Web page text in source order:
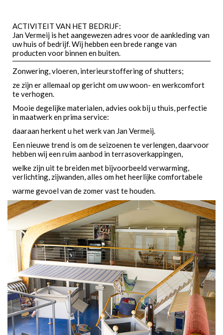
ACTIVITEIT VAN HET BEDRIJF:
Jan Vermeij is het aangewezen adres voor de aankleding van
uw huis of bedrijf. Wij hebben een brede range van
producten voor binnen en buiten.
Zonwering, vloeren, interieurstoffering of shutters;
ze zijn er allemaal op gericht om uw woon- en werkcomfort
te verhogen.
Mooie degelijke materialen, advies ook bij u thuis, perfectie
in maatwerk en prima service:
daaraan herkent u het werk van Jan Vermeij.
Een nieuwe trend is om de seizoenen te verlengen, daarvoor
hebben wij een ruim aanbod in terrasoverkappingen,
welke zijn uit te breiden met bijvoorbeeld verwarming,
verlichting, zijwanden, alles om het heerlijke comfortabele
warme gevoel van de zomer vast te houden.